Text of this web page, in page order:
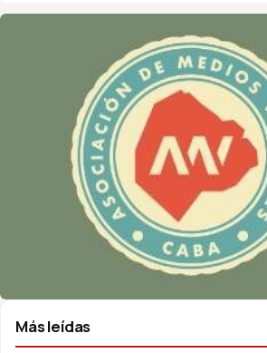
Asociación de Medios Vecinales
Más leídas